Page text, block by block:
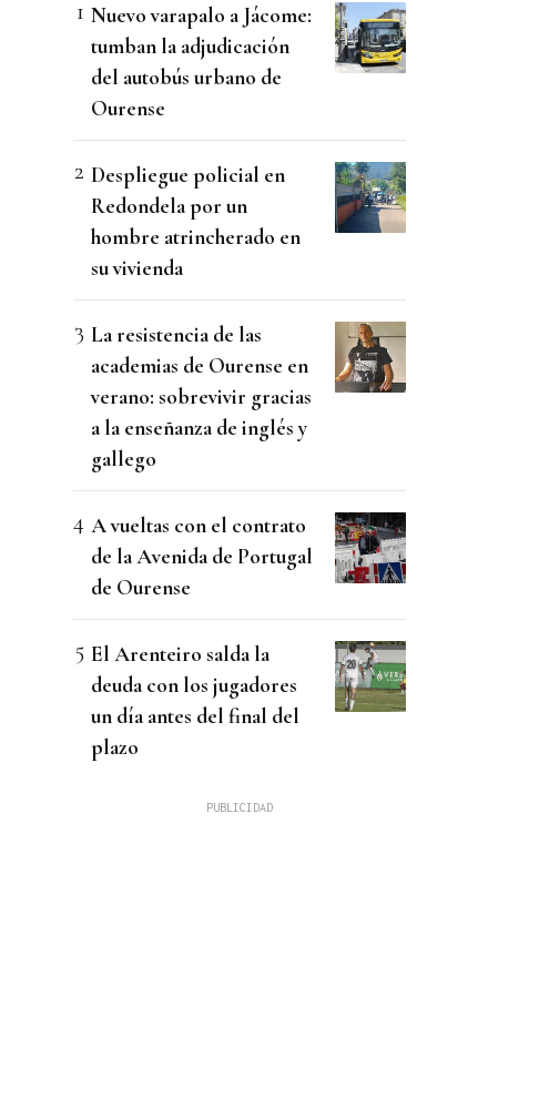
Nuevo varapalo a Jácome:
tumban la adjudicación
del autobús urbano de
Ourense
Despliegue policial en
Redondela por un
hombre atrincherado en
su vivienda
La resistencia de las
academias de Ourense en
verano: sobrevivir gracias
a la enseñanza de inglés y
gallego
A vueltas con el contrato
de la Avenida de Portugal
de Ourense
El Arenteiro salda la
deuda con los jugadores
un día antes del final del
plazo